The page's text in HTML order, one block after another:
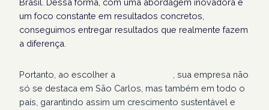
Brasil. Dessa forma, com uma abordagem inovadora e
um foco constante em resultados concretos,
conseguimos entregar resultados que realmente fazem
a diferença.
Portanto, ao escolher a
, sua empresa não
só se destaca em São Carlos, mas também em todo o
país, garantindo assim um crescimento sustentável e